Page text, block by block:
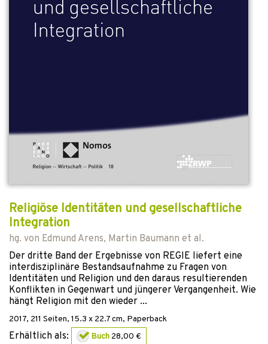
Religiöse Identitäten und gesellschaftliche
Integration
hg. von Edmund Arens, Martin Baumann et al.
Der dritte Band der Ergebnisse von REGIE liefert eine
interdisziplinäre Bestandsaufnahme zu Fragen von
Identitäten und Religion und den daraus resultierenden
Konflikten in Gegenwart und jüngerer Vergangenheit. Wie
hängt Religion mit den wieder ...
2017, 211 Seiten, 15.3 x 22.7 cm, Paperback
Erhältlich als: Buch 28,00 €